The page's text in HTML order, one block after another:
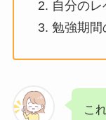
自分の
勉強期間
こ